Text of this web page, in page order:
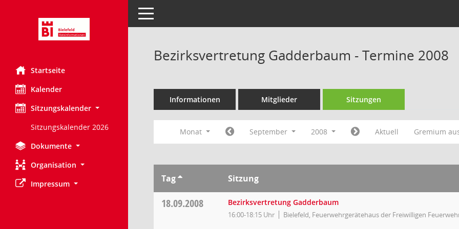
Startseite
Kalender
Sitzungskalender
Sitzungskalender 2026
Dokumente
Organisation
Impressum
Toggle navigation
Bezirksvertretung Gadderbaum - Termine 2008
Informationen Mitglieder Sitzungen
Monat September 2008 Aktuell Gremium
Tag Sitzung
18.09.2008 Bezirksvertretung Gadderbaum
16:00-18:15 Uhr Bielefeld, Feuerwehrgerätehaus der Freiwilligen